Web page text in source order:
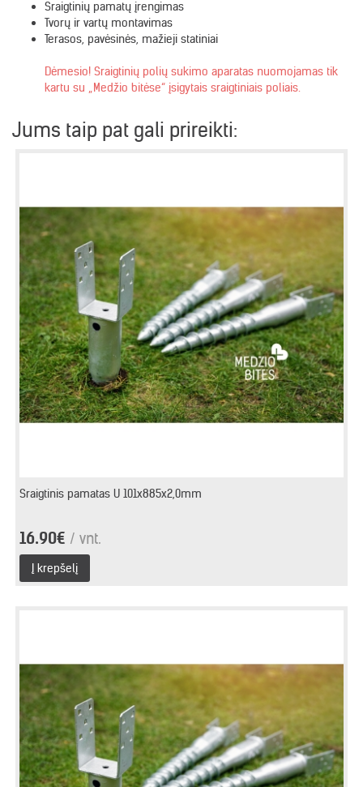
Sraigtinių pamatų įrengimas
Tvorų ir vartų montavimas
Terasos, pavėsinės, mažieji statiniai
Dėmesio! Sraigtinių polių sukimo aparatas nuomojamas tik
kartu su „Medžio bitėse“ įsigytais sraigtiniais poliais.
Jums taip pat gali prireikti:
Sraigtinis pamatas U 101x885x2,0mm
16.90€ / vnt.
Į krepšelį